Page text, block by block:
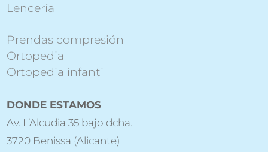
Lencería
Prendas compresión
Ortopedia
Ortopedia infantil
DONDE ESTAMOS
Av. L’Alcudia 35 bajo dcha.
3720 Benissa (Alicante)